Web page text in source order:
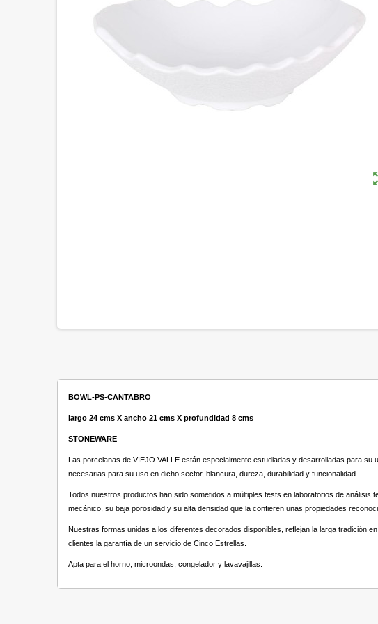
BOWL-PS-CANTABRO
largo 24 cms X ancho 21 cms X profundidad 8 cms
STONEWARE
Las porcelanas de VIEJO VALLE están especialmente estudiadas y desarrolladas para
necesarias para su uso en dicho sector, blancura, dureza, durabilidad y funcionalidad.
Todos nuestros productos han sido sometidos a múltiples tests en laboratorios de
mecánico, su baja porosidad y su alta densidad que la confieren unas propiedades
Nuestras formas unidas a los diferentes decorados disponibles, reflejan la larga tradición
clientes la garantía de un servicio de Cinco Estrellas.
Apta para el horno, microondas, congelador y lavavajillas.